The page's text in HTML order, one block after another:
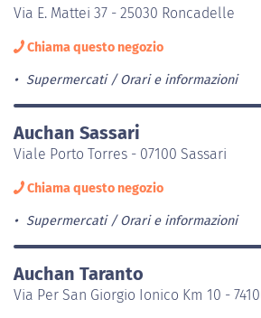
Via E. Mattei 37 - 25030 Roncadelle
Chiama questo negozio
Supermercati Orari e informazioni
Auchan Sassari
Viale Porto Torres - 07100 Sassari
Chiama questo negozio
Supermercati Orari e informazioni
Auchan Taranto
Via Per San Giorgio Ionico Km 10 -